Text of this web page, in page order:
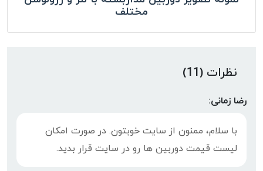
مختلف
نظرات (11)
رضا زمانی:
با سلام، ممنون از سایت خوبتون. در صورت امکان
لیست قیمت دوربین ها رو در سایت قرار بدید.